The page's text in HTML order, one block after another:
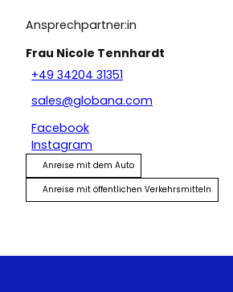
Ansprechpartner:in
Frau Nicole Tennhardt
+49 34204 31351
sales@globana.com
Facebook
Instagram
Anreise mit dem Auto
Anreise mit öffentlichen Verkehrsmitteln